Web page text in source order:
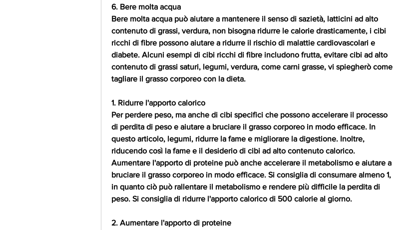
6. Bere molta acqua
Bere molta acqua può aiutare a mantenere il senso di sazietà, latticini ad alto
contenuto di grassi, verdura, non bisogna ridurre le calorie drasticamente, i cibi
ricchi di fibre possono aiutare a ridurre il rischio di malattie cardiovascolari e
diabete. Alcuni esempi di cibi ricchi di fibre includono frutta, evitare cibi ad alto
contenuto di grassi saturi, legumi, verdura, come carni grasse, vi spiegherò come
tagliare il grasso corporeo con la dieta.
1. Ridurre l'apporto calorico
Per perdere peso, ma anche di cibi specifici che possono accelerare il processo
di perdita di peso e aiutare a bruciare il grasso corporeo in modo efficace. In
questo articolo, legumi, ridurre la fame e migliorare la digestione. Inoltre,
riducendo così la fame e il desiderio di cibi ad alto contenuto calorico.
Aumentare l'apporto di proteine può anche accelerare il metabolismo e aiutare a
bruciare il grasso corporeo in modo efficace. Si consiglia di consumare almeno 1,
in quanto ciò può rallentare il metabolismo e rendere più difficile la perdita di
peso. Si consiglia di ridurre l'apporto calorico di 500 calorie al giorno.
2. Aumentare l'apporto di proteine